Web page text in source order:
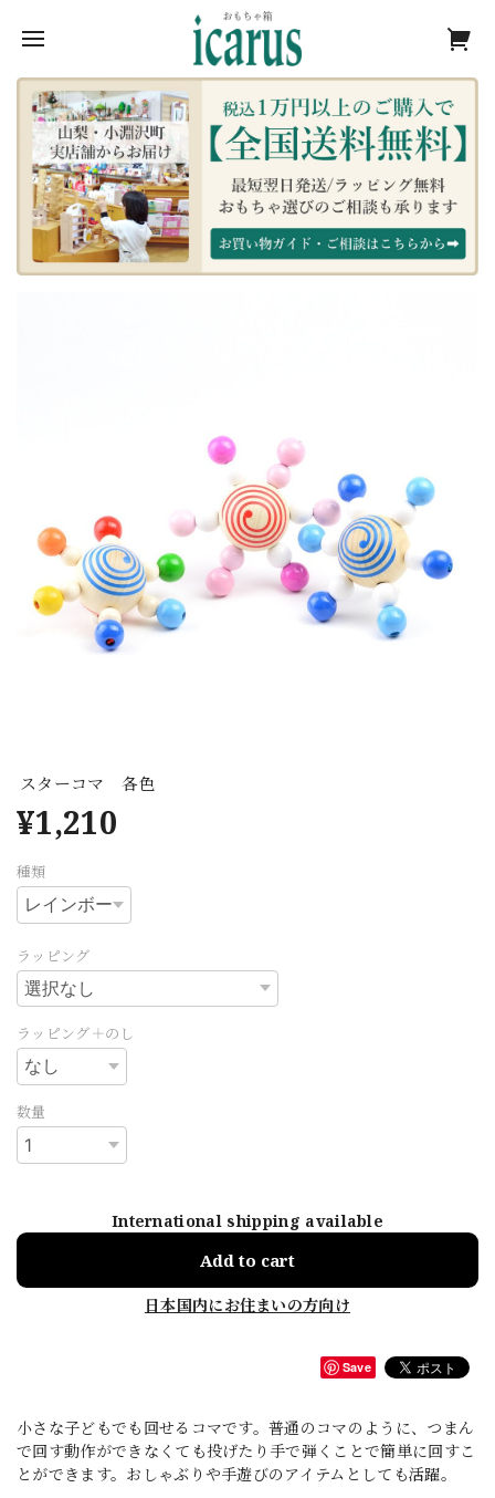
スターコマ 各色
¥1,210
種類
ラッピング
ラッピング＋のし
数量
International shipping available
Add to cart
日本国内にお住まいの方向け
Save
小さな子どもでも回せるコマです。普通のコマのように、つまん
で回す動作ができなくても投げたり手で弾くことで簡単に回すこ
とができます。おしゃぶりや手遊びのアイテムとしても活躍。